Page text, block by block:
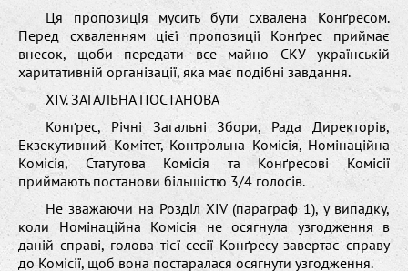
Ця пропозиція мусить бути схвалена Конґресом.
Перед схваленням цієї пропозиції Конґрес приймає
внесок, щоби передати все майно СКУ українській
харитативній організації, яка має подібні завдання.
XIV. ЗАГАЛЬНА ПОСТАНОВА
Конґрес, Річні Загальні Збори, Рада Директорів,
Екзекутивний Комітет, Контрольна Комісія, Номінаційна
Комісія, Статутова Комісія та Конґресові Комісії
приймають постанови більшістю 3/4 голосів.
Не зважаючи на Розділ XIV (параграф 1), у випадку,
коли Номінаційна Комісія не осягнула узгодження в
даній справі, голова тієї сесії Конґресу завертає справу
до Комісії, щоб вона постаралася осягнути узгодження.